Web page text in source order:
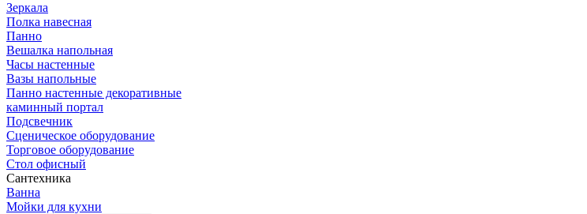
Зеркала
Полка навесная
Панно
Вешалка напольная
Часы настенные
Вазы напольные
Панно настенные декоративные
каминный портал
Подсвечник
Сценическое оборудование
Торговое оборудование
Стол офисный
Сантехника
Ванна
Мойки для кухни